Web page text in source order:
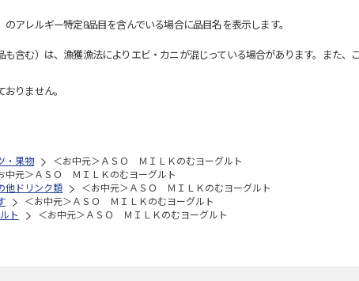
アレルギー特定8品目を含んでいる場合に品目名を表示します。
む）は、漁獲漁法によりエビ・カニが混じっている場合があります。また、
りません。
・果物
＜お中元＞ＡＳＯ ＭＩＬＫのむヨーグルト
中元＞ＡＳＯ ＭＩＬＫのむヨーグルト
他ドリンク類
＜お中元＞ＡＳＯ ＭＩＬＫのむヨーグルト
＜お中元＞ＡＳＯ ＭＩＬＫのむヨーグルト
ト ＜お中元＞ＡＳＯ ＭＩＬＫのむヨーグルト